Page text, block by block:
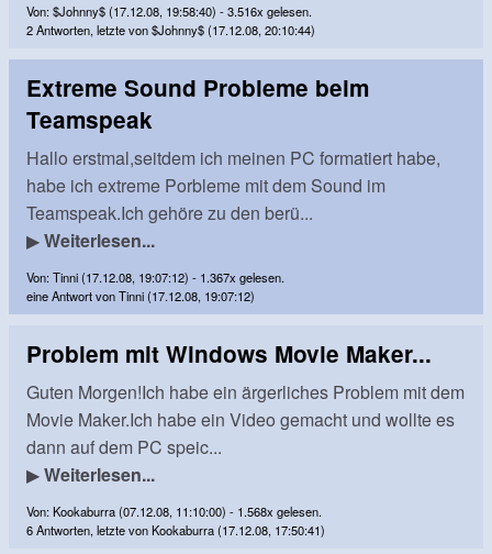
Von: $Johnny$ (17.12.08, 19:58:40) - 3.516x gelesen.
2 Antworten, letzte von $Johnny$ (17.12.08, 20:10:44)
Extreme Sound Probleme beim
Teamspeak
Hallo erstmal,seitdem ich meinen PC formatiert habe,
habe ich extreme Porbleme mit dem Sound im
Teamspeak.Ich gehöre zu den berü...
▶Weiterlesen...
Von: Tinni (17.12.08, 19:07:12) - 1.367x gelesen.
eine Antwort von Tinni (17.12.08, 19:07:12)
Problem mit Windows Movie Maker...
Guten Morgen!Ich habe ein ärgerliches Problem mit dem
Movie Maker.Ich habe ein Video gemacht und wollte es
dann auf dem PC speic...
▶Weiterlesen...
Von: Kookaburra (07.12.08, 11:10:00) - 1.568x gelesen.
6 Antworten, letzte von Kookaburra (17.12.08, 17:50:41)